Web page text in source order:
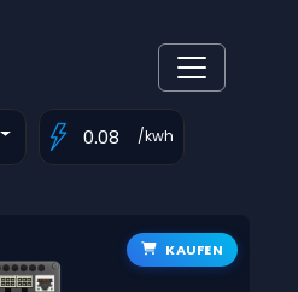
/kwh
KAUFEN